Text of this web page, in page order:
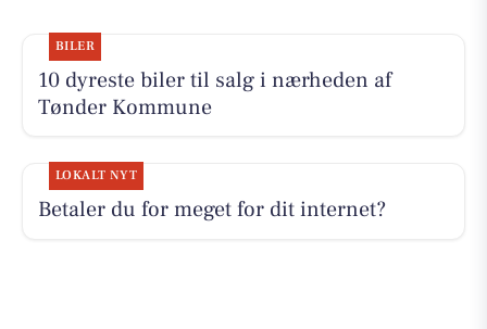
BILER
10 dyreste biler til salg i nærheden af
Tønder Kommune
LOKALT NYT
Betaler du for meget for dit internet?